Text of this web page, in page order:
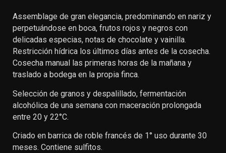
Assemblage de gran elegancia, predominando en nariz y
perpetuándose en boca, frutos rojos y negros con
delicadas especias, notas de chocolate y vainilla.
Restricción hídrica los últimos días antes de la cosecha.
Cosecha manual las primeras horas de la mañana y
traslado a bodega en la propia finca.
Selección de granos y despalillado, fermentación
alcohólica de una semana con maceración prolongada
entre 20 y 22°C.
Criado en barrica de roble francés de 1° uso durante 30
meses. Contiene sulfitos.